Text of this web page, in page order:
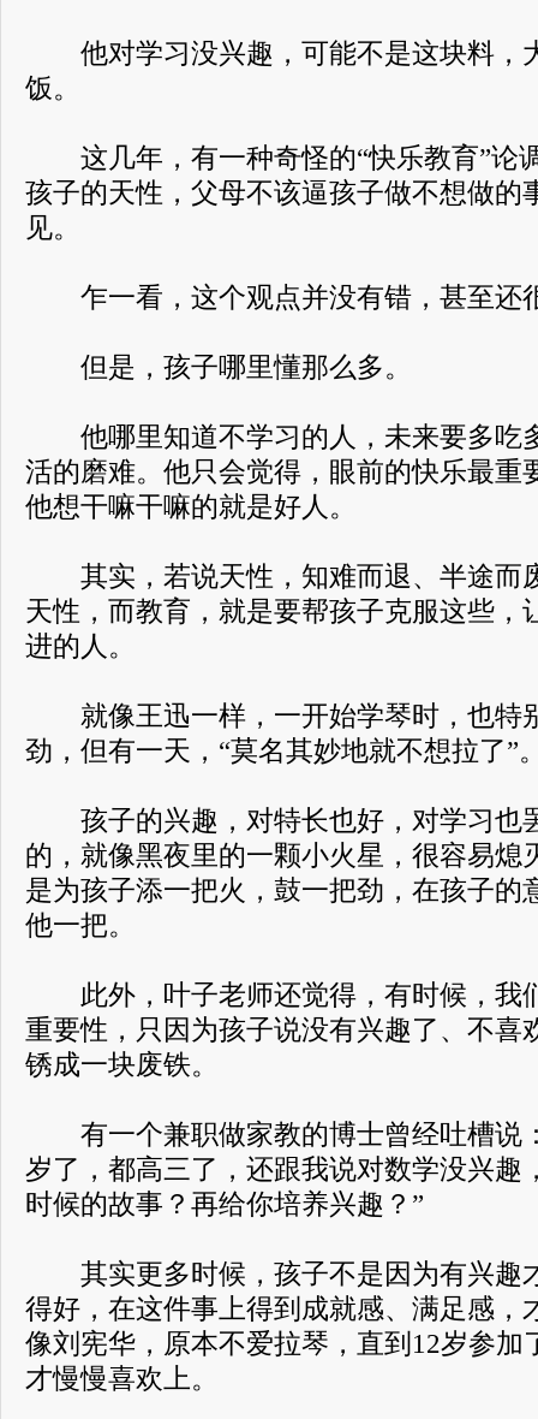
他对学习没兴趣，可能不是这块料，
饭。
这几年，有一种奇怪的“快乐教育”论
孩子的天性，父母不该逼孩子做不想做的
见。
乍一看，这个观点并没有错，甚至还
但是，孩子哪里懂那么多。
他哪里知道不学习的人，未来要多吃
活的磨难。他只会觉得，眼前的快乐最重
他想干嘛干嘛的就是好人。
其实，若说天性，知难而退、半途而
天性，而教育，就是要帮孩子克服这些，
进的人。
就像王迅一样，一开始学琴时，也特
劲，但有一天，“莫名其妙地就不想拉了”
孩子的兴趣，对特长也好，对学习也
的，就像黑夜里的一颗小火星，很容易熄
是为孩子添一把火，鼓一把劲，在孩子的
他一把。
此外，叶子老师还觉得，有时候，我
重要性，只因为孩子说没有兴趣了、不喜
锈成一块废铁。
有一个兼职做家教的博士曾经吐槽说
岁了，都高三了，还跟我说对数学没兴趣
时候的故事？再给你培养兴趣？”
其实更多时候，孩子不是因为有兴趣
得好，在这件事上得到成就感、满足感，
像刘宪华，原本不爱拉琴，直到12岁参加
才慢慢喜欢上。